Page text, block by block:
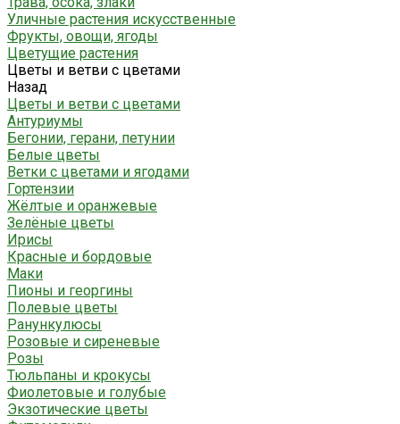
Уличные растения искусственные
Фрукты, овощи, ягоды
Цветущие растения
Цветы и ветви с цветами
Назад
Цветы и ветви с цветами
Антуриумы
Бегонии, герани, петунии
Белые цветы
Ветки с цветами и ягодами
Гортензии
Жёлтые и оранжевые
Зелёные цветы
Ирисы
Красные и бордовые
Маки
Пионы и георгины
Полевые цветы
Ранункулюсы
Розовые и сиреневые
Розы
Тюльпаны и крокусы
Фиолетовые и голубые
Экзотические цветы